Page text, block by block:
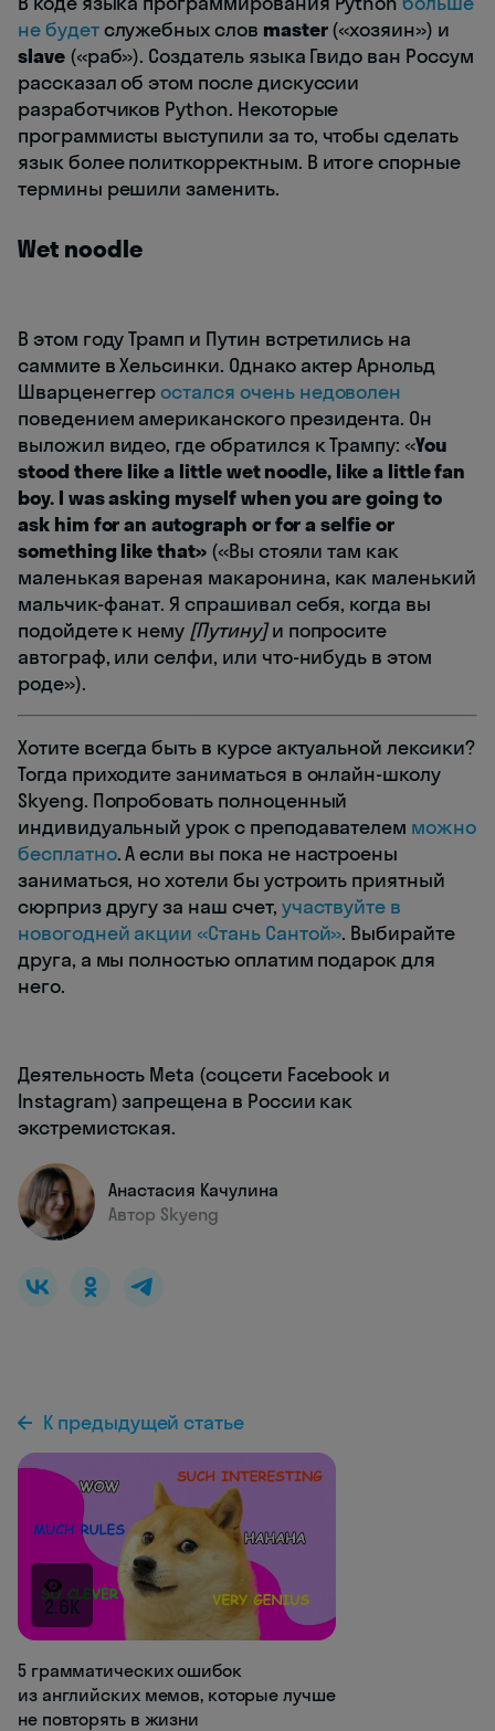
не будетслужебных слов master(«хозяин») и
slave(«раб»). Создатель языка Гвидо ван Россум
рассказал об этом после дискуссии
разработчиков Python. Некоторые
программисты выступили за то, чтобы сделать
язык более политкорректным. В итоге спорные
термины решили заменить.
Wet noodle
В этом году Трамп и Путин встретились на
саммите в Хельсинки. Однако актер Арнольд
Шварценеггеростался очень недоволен
поведением американского президента. Он
выложил видео, где обратился к Трампу: «You
stood there like a little wet noodle, like a little fan
boy. I was asking myself when you are going to
ask him for an autograph or for a selfie or
something like that» («Вы стояли там как
маленькая вареная макаронина, как маленький
мальчик-фанат. Я спрашивал себя, когда вы
подойдете к нему [Путину]и попросите
автограф, или селфи, или что-нибудь в этом
роде»).
Хотите всегда быть в курсе актуальной лексики?
Тогда приходите заниматься в онлайн-школу
Skyeng. Попробовать полноценный
индивидуальный урок с преподавателем можно
бесплатно. А если вы пока не настроены
заниматься, но хотели бы устроить приятный
сюрприз другу за наш счет, участвуйте в
новогодней акции «Стань Сантой». Выбирайте
друга, а мы полностью оплатим подарок для
него.
Деятельность Meta (соцсети Facebook и
Instagram) запрещена в России как
экстремистская.
Анастасия Качулина
Автор Skyeng
К предыдущей статье
2.6K
5 грамматических ошибок
из английских мемов, которые лучше
не повторять в жизни